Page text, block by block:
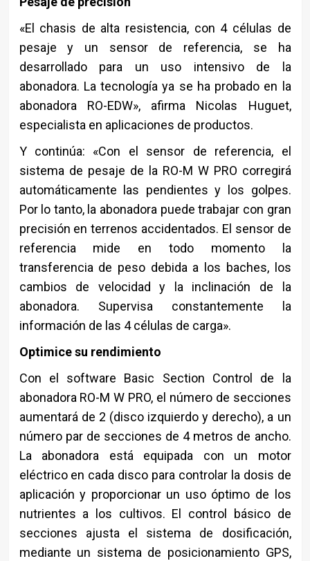
«El chasis de alta resistencia, con 4 células de
pesaje y un sensor de referencia, se ha
desarrollado para un uso intensivo de la
abonadora. La tecnología ya se ha probado en la
abonadora RO-EDW», afirma Nicolas Huguet,
especialista en aplicaciones de productos.
Y continúa: «Con el sensor de referencia, el
sistema de pesaje de la RO-M W PRO corregirá
automáticamente las pendientes y los golpes.
Por lo tanto, la abonadora puede trabajar con gran
precisión en terrenos accidentados. El sensor de
referencia mide en todo momento la
transferencia de peso debida a los baches, los
cambios de velocidad y la inclinación de la
abonadora. Supervisa constantemente la
información de las 4 células de carga».
Optimice su rendimiento
Con el software Basic Section Control de la
abonadora RO-M W PRO, el número de secciones
aumentará de 2 (disco izquierdo y derecho), a un
número par de secciones de 4 metros de ancho.
La abonadora está equipada con un motor
eléctrico en cada disco para controlar la dosis de
aplicación y proporcionar un uso óptimo de los
nutrientes a los cultivos. El control básico de
secciones ajusta el sistema de dosificación,
mediante un sistema de posicionamiento GPS,